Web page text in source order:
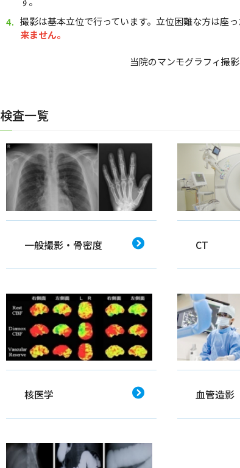
撮影は基本立位で行っています。立位困難な方は座っ
来ません。
当院のマンモグラフィ撮影
検査一覧
一般撮影・骨密度 CT
核医学 血管造影